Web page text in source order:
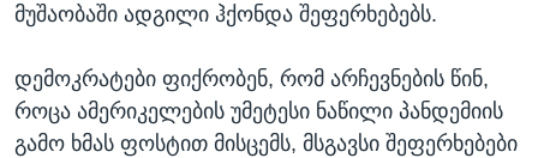
მუშაობაში ადგილი ჰქონდა შეფერხებებს.
დემოკრატები ფიქრობენ, რომ არჩევნების წინ,
როცა ამერიკელების უმეტესი ნაწილი პანდემიის
გამო ხმას ფოსტით მისცემს, მსგავსი შეფერხებები